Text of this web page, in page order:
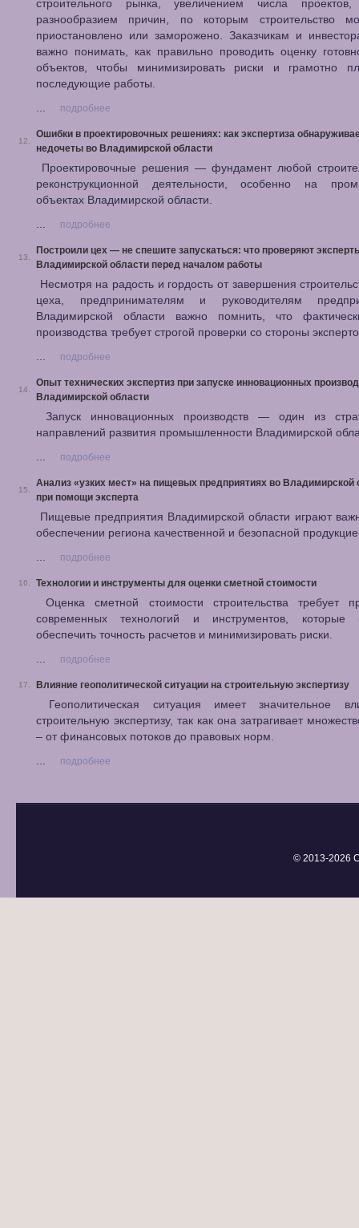
строительного рынка, увеличением числа
разнообразием причин, по которым строительство
приостановлено или заморожено. Заказчикам и
важно понимать, как правильно проводить оценку
объектов, чтобы минимизировать риски и грамотно
последующие работы.
...
подробнее
12.
Ошибки в проектировочных решениях: как экспертиза
недочеты во Владимирской области
Проектировочные решения — фундамент любой
реконструкционной деятельности, особенно на
объектах Владимирской области.
...
подробнее
13.
Построили цех — не спешите запускаться: что проверяют
Владимирской области перед началом работы
Несмотря на радость и гордость от завершения
цеха, предпринимателям и руководителям
Владимирской области важно помнить, что
производства требует строгой проверки со стороны
...
подробнее
14.
Опыт технических экспертиз при запуске инновационных
Владимирской области
Запуск инновационных производств — один из
направлений развития промышленности Владимирской
...
подробнее
15.
Анализ «узких мест» на пищевых предприятиях во Владимирской
при помощи эксперта
Пищевые предприятия Владимирской области играют
обеспечении региона качественной и безопасной
...
подробнее
16. Технологии и инструменты для оценки сметной стоимости
Оценка сметной стоимости строительства требует
современных технологий и инструментов, которые
обеспечить точность расчетов и минимизировать риски.
...
подробнее
17. Влияние геополитической ситуации на строительную экспертизу
Геополитическая ситуация имеет значительное
строительную экспертизу, так как она затрагивает
– от финансовых потоков до правовых норм.
...
подробнее
© 2013-2026